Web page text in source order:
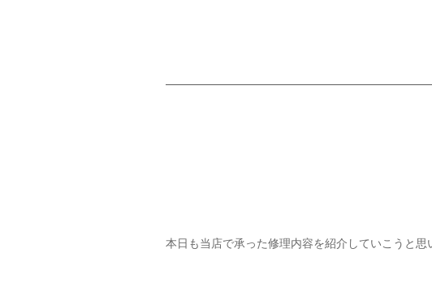
本日も当店で承った修理内容を紹介していこうと